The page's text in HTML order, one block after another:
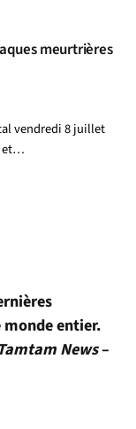
meurtrières
vendredi 8 juillet
et…
monde entier.
Tamtam News–